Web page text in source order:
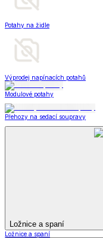
Potahy na židle
Výprodej napínacích potahů
Modulové potahy
Přehozy na sedací soupravy
Ložnice a spaní
Ložnice a spaní